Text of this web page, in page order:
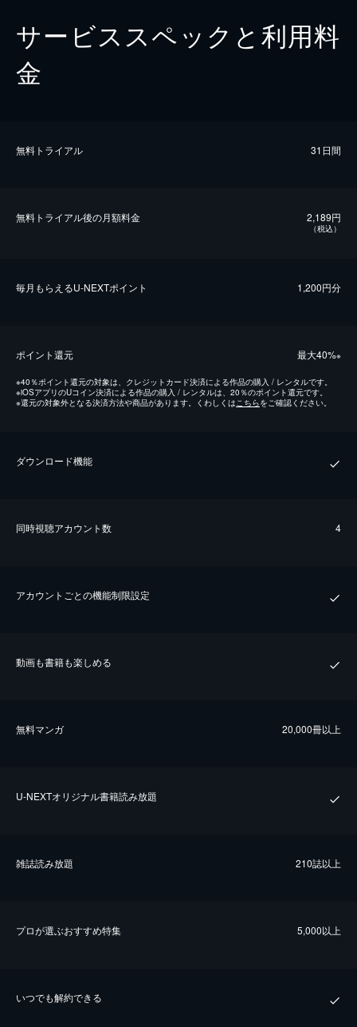
サービススペックと利用料
金
無料トライアル 31日間
無料トライアル後の⽉額料金 2,189円
（税込）
毎⽉もらえるU-NEXTポイント 1,200円分
ポイント還元 最⼤40%※
※40％ポイント還元の対象は、クレジットカード決済による作品の購入 / レンタルです。
※iOSアプリのUコイン決済による作品の購入 / レンタルは、20％のポイント還元です。
※還元の対象外となる決済方法や商品があります。くわしくは こちらをご確認ください。
ダウンロード機能
同時視聴アカウント数 4
アカウントごとの機能制限設定
動画も書籍も楽しめる
無料マンガ 20,000冊以上
U-NEXTオリジナル書籍読み放題
雑誌読み放題 210誌以上
プロが選ぶおすすめ特集 5,000以上
いつでも解約できる